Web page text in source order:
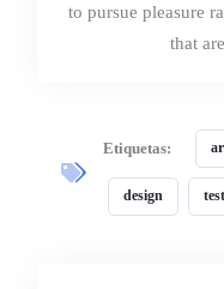
to pursue pleasure
that
Etiquetas:
design test